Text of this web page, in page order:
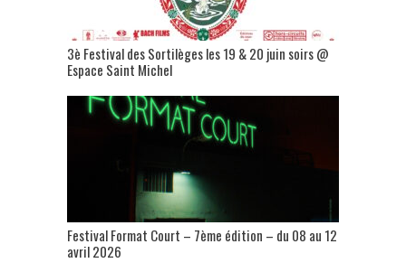
3è Festival des Sortilèges les 19 & 20 juin soirs @
Espace Saint Michel
Festival Format Court – 7ème édition – du 08 au 12
avril 2026